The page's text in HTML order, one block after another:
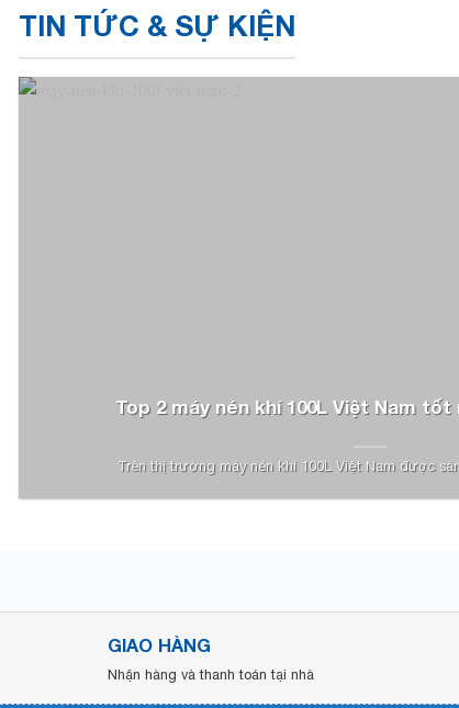
TIN TỨC & SỰ KIỆN
Top 2 máy nén khí 100L Việt Nam tốt
Trên thị trường máy nén khí 100L Việt Nam được
GIAO HÀNG
Nhận hàng và thanh toán tại nhà